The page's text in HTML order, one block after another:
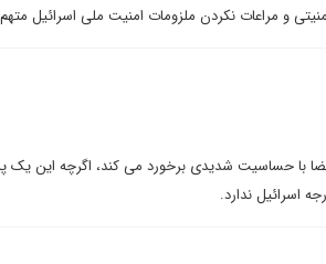
و مراعات نکردن ملزومات امنیت ملی اسرائیل
با حساسیت شدیدی برخورد می‌ کند، اگرچه این یک
اسرائیل ندارد.